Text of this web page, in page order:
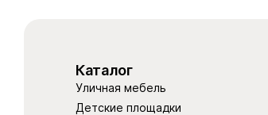
Каталог
Уличная мебель
Детские площадки